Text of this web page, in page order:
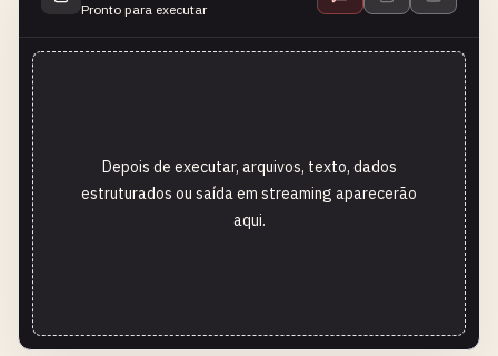
Pronto para executar
Depois de executar, arquivos, texto, dados
estruturados ou saída em streaming aparecerão
aqui.